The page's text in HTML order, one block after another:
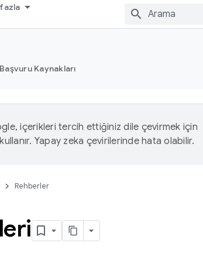
Başvuru Kaynakları
içerikleri tercih ettiğiniz dile çevirmek için
Yapay zeka çevirilerinde hata olabilir.
Rehberler